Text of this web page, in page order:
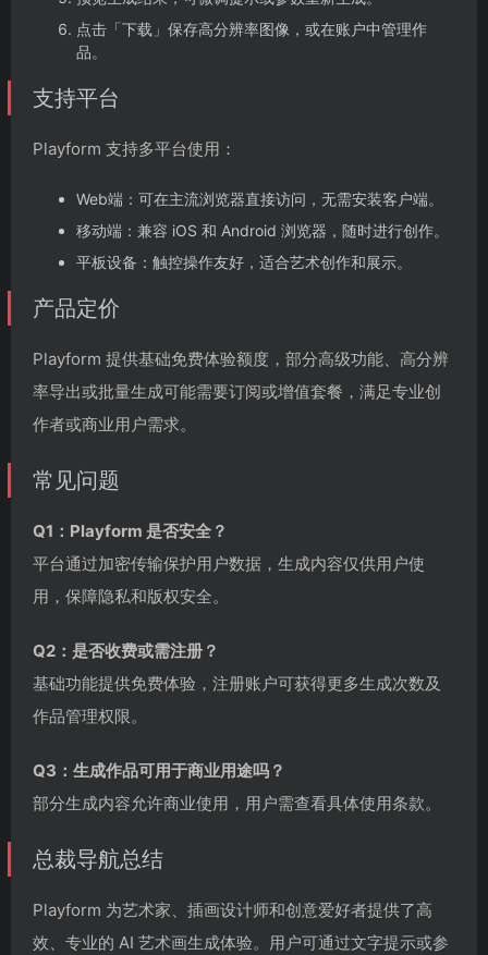
点击「下载」保存高分辨率图像，或在账户中管理作
品。
支持平台
Playform 支持多平台使用：
Web端：可在主流浏览器直接访问，无需安装客户端。
移动端：兼容 iOS 和 Android 浏览器，随时进行创作。
平板设备：触控操作友好，适合艺术创作和展示。
产品定价
Playform 提供基础免费体验额度，部分高级功能、高分辨
率导出或批量生成可能需要订阅或增值套餐，满足专业创
作者或商业用户需求。
常见问题
Q1：Playform 是否安全？
平台通过加密传输保护用户数据，生成内容仅供用户使
用，保障隐私和版权安全。
Q2：是否收费或需注册？
基础功能提供免费体验，注册账户可获得更多生成次数及
作品管理权限。
Q3：生成作品可用于商业用途吗？
部分生成内容允许商业使用，用户需查看具体使用条款。
总裁导航总结
Playform 为艺术家、插画设计师和创意爱好者提供了高
效、专业的 AI 艺术画生成体验。用户可通过文字提示或参